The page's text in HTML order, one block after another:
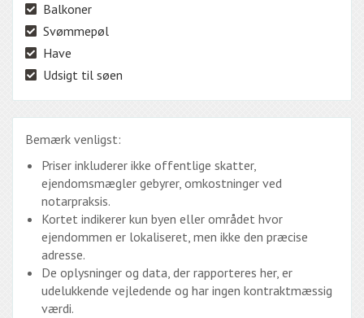
Balkoner
Svømmepøl
Have
Udsigt til søen
Bemærk venligst:
Priser inkluderer ikke offentlige skatter,
ejendomsmægler gebyrer, omkostninger ved
notarpraksis.
Kortet indikerer kun byen eller området hvor
ejendommen er lokaliseret, men ikke den præcise
adresse.
De oplysninger og data, der rapporteres her, er
udelukkende vejledende og har ingen kontraktmæssig
værdi.